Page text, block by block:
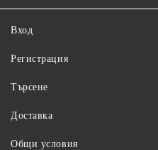
Вход
Регистрация
Търсене
Доставка
Общи условия